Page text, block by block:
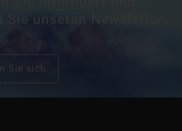
Sie unseren Newsletter:
Sie sich